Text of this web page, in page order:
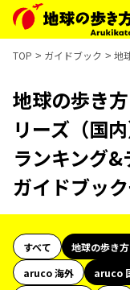
TOP ガイドブック 地
地球の歩き
リーズ（国
ランキング
ガイドブッ
すべて 地球の歩き
aruco 海外
aruco